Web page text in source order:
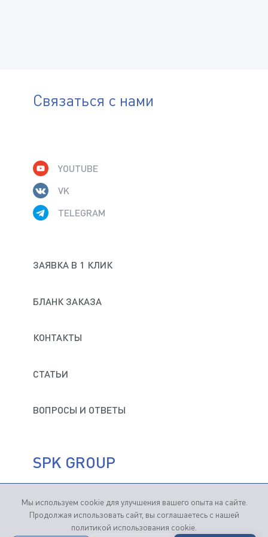
Мы используем cookie для улучшения вашего опыта на сайте.
Продолжая использовать сайт, вы соглашаетесь с нашей
политикой использования cookie.
Связаться с нами
ЗАЯВКА В 1 КЛИК
БЛАНК ЗАКАЗА
КОНТАКТЫ
СТАТЬИ
ВОПРОСЫ И ОТВЕТЫ
YOUTUBE
VK
TELEGRAM
SPK GROUP
Продвижение сайтов — Студия "Кутузов"